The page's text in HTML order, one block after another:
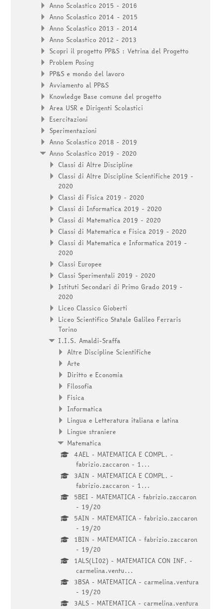
Anno Scolastico 2015 - 2016
Anno Scolastico 2014 - 2015
Anno Scolastico 2013 - 2014
Anno Scolastico 2012 - 2013
Scopri il progetto PP&S : Vetrina del Progetto
Problem Posing
PP&S e mondo del lavoro
Avviamento al PP&S
Knowledge Base comune del progetto
Area USR e Dirigenti Scolastici
Esercitazioni
Sperimentazioni
Anno Scolastico 2018 - 2019
Anno Scolastico 2019 - 2020
Classi di Altre Discipline
Classi di Altre Discipline Scientifiche 2019 -
2020
Classi di Fisica 2019 - 2020
Classi di Informatica 2019 - 2020
Classi di Matematica 2019 - 2020
Classi di Matematica e Fisica 2019 - 2020
Classi di Matematica e Informatica 2019 -
2020
Classi Europee
Classi Sperimentali 2019 - 2020
Istituti Secondari di Primo Grado 2019 -
2020
Liceo Classico Gioberti
Liceo Scientifico Statale Galileo Ferraris
Torino
I.I.S. Amaldi-Sraffa
Altre Discipline Scientifiche
Arte
Diritto e Economia
Filosofia
Fisica
Informatica
Lingua e Letteratura italiana e latina
Lingue straniere
Matematica
4AEL - MATEMATICA E COMPL. -
fabrizio.zaccaron - 1...
3AIN - MATEMATICA E COMPL. -
fabrizio.zaccaron - 1...
5BEI - MATEMATICA - fabrizio.zaccaron
- 19/20
5AIN - MATEMATICA - fabrizio.zaccaron
- 19/20
1BIN - MATEMATICA - fabrizio.zaccaron
- 19/20
1ALS(LI02) - MATEMATICA CON INF. -
carmelina.ventu...
3BSA - MATEMATICA - carmelina.ventura
- 19/20
3ALS - MATEMATICA - carmelina.ventura